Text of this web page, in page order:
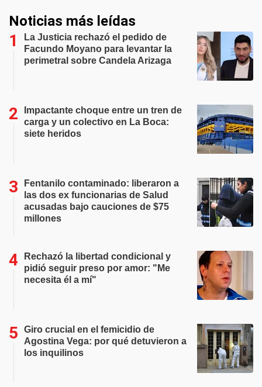
Noticias más leídas
La Justicia rechazó el pedido de
Facundo Moyano para levantar la
perimetral sobre Candela Arizaga
Impactante choque entre un tren de
carga y un colectivo en La Boca:
siete heridos
Fentanilo contaminado: liberaron a
las dos ex funcionarias de Salud
acusadas bajo cauciones de $75
millones
Rechazó la libertad condicional y
pidió seguir preso por amor: "Me
necesita él a mí"
Giro crucial en el femicidio de
Agostina Vega: por qué detuvieron a
los inquilinos